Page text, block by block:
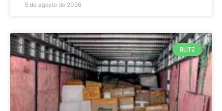
5 de agosto de 2026
BLITZ